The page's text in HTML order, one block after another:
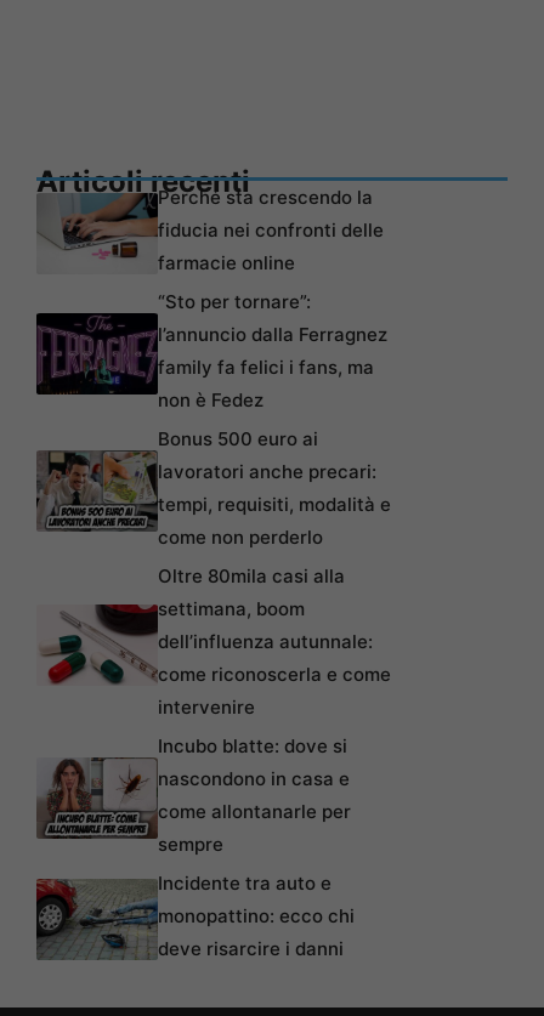
Articoli recentiPerché sta crescendo la
fiducia nei confronti delle
farmacie online
“Sto per tornare”:
l’annuncio dalla Ferragnez
family fa felici i fans, ma
non è Fedez
Bonus 500 euro ai
lavoratori anche precari:
tempi, requisiti, modalità e
come non perderlo
Oltre 80mila casi alla
settimana, boom
dell’influenza autunnale:
come riconoscerla e come
intervenire
Incubo blatte: dove si
nascondono in casa e
come allontanarle per
sempre
Incidente tra auto e
monopattino: ecco chi
deve risarcire i danni